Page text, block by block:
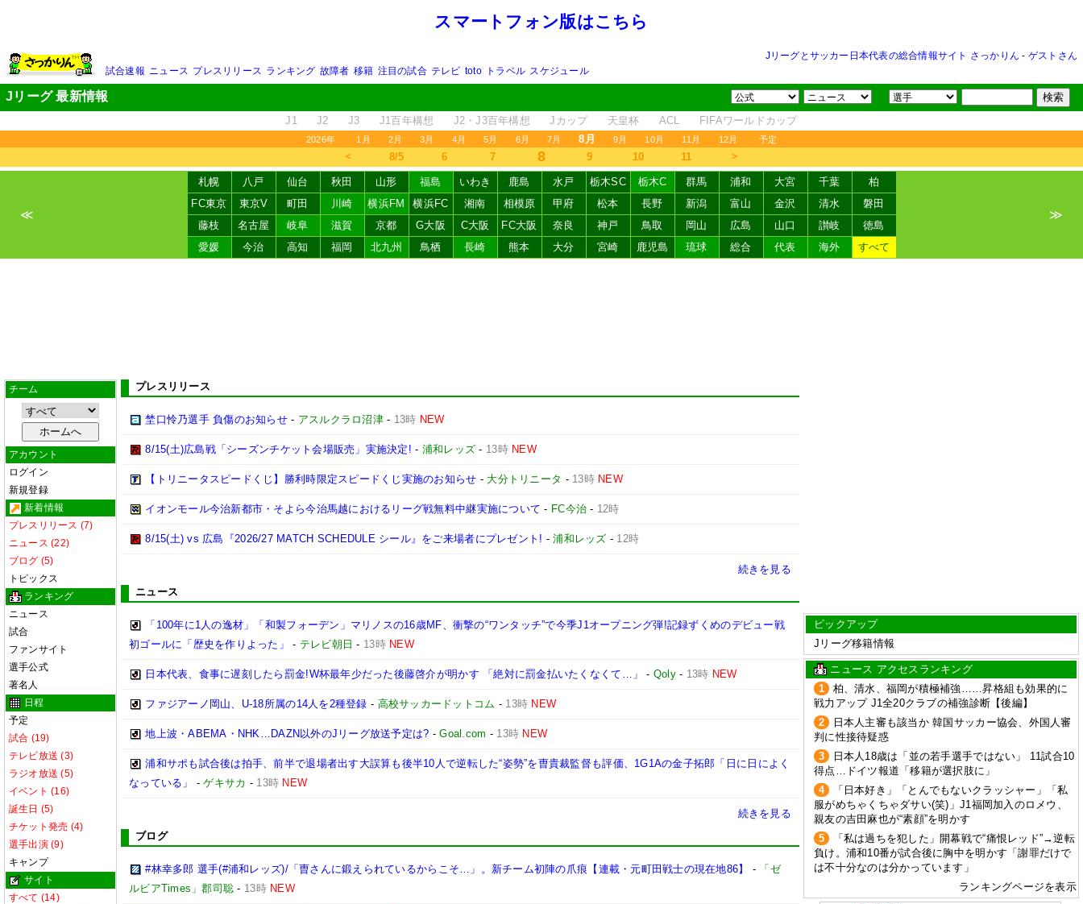
スマートフォン版はこちら
Jリーグとサッカー日本代表の総合情報サイト さっかりん - ゲストさん
試合速報 ニュース プレスリリース ランキング 故障者 移籍 注目の試合 テレビ toto トラベル スケジュール
Jリーグ 最新情報
J1 J2 J3 J1百年構想 J2・J3百年構想 Jカップ 天皇杯 ACL FIFAワールドカップ
2026年 1月 2月 3月 4月 5月 6月 7月 8月 9月 10月 11月 12月 予定
＜ 8/5 6 7 8 9 10 11 ＞
≪
札幌 八戸 仙台 秋田 山形 福島 いわき 鹿島 水戸 栃木SC 栃木C 群馬 浦和 大宮 千葉
柏
FC東京
東京V 町田 川崎 横浜FM 横浜FC 湘南 相模原 甲府 松本 長野 新潟 富山 金沢 清水
磐田
藤枝
名古屋 岐阜 滋賀 京都 G大阪 C大阪 FC大阪 奈良 神戸 鳥取 岡山 広島 山口 讃岐
徳島
愛媛
今治 高知 福岡 北九州 鳥栖 長崎 熊本 大分 宮崎 鹿児島 琉球 総合 代表 海外 すべて
≫
チーム
アカウント
ログイン
新規登録
新着情報
プレスリリース (7)
ニュース (22)
ブログ (5)
トピックス
ランキング
ニュース
試合
ファンサイト
選手公式
著名人
日程
予定
試合 (19)
テレビ放送 (3)
ラジオ放送 (5)
イベント (16)
誕生日 (5)
チケット発売 (4)
選手出演 (9)
キャンプ
サイト
すべて (14)
プレスリリース
埜口怜乃選手 負傷のお知らせ - アスルクラロ沼津- 13時 NEW
8/15(土)広島戦「シーズンチケット会場販売」実施決定! - 浦和レッズ - 13時 NEW
【トリニータスピードくじ】勝利時限定スピードくじ実施のお知らせ - 大分トリニータ - 13時 NEW
イオンモール今治新都市・そよら今治馬越におけるリーグ戦無料中継実施について - FC今治 - 12時
8/15(土) vs 広島『2026/27 MATCH SCHEDULE シール』をご来場者にプレゼント! -浦和レッズ - 12時
続きを見る
ニュース
「100年に1人の逸材」「和製フォーデン」マリノスの16歳MF、衝撃の“ワンタッチ”で今季J1オープニング弾!記録ずくめのデビュー戦
初ゴールに「歴史を作りよった」
- テレビ朝日 - 13時 NEW
日本代表、食事に遅刻したら罰金!W杯最年少だった後藤啓介が明かす 「絶対に罰金払いたくなくて…」 - Qoly- 13時 NEW
ファジアーノ岡山、U-18所属の14人を2種登録 - 高校サッカードットコム - 13時 NEW
地上波・ABEMA・NHK…DAZN以外のJリーグ放送予定は? -Goal.com - 13時 NEW
浦和サポも試合後は拍手、前半で退場者出す大誤算も後半10人で逆転した“姿勢”を曺貴裁監督も評価、1G1Aの金子拓郎「日に日によく
なっている」
-ゲキサカ - 13時 NEW
続きを見る
ブログ
#林幸多郎 選手(#浦和レッズ)/「曺さんに鍛えられているからこそ…」。新チーム初陣の爪痕【連載・元町田戦士の現在地86】 -
「ゼ
ルビアTimes」郡司聡 - 13時 NEW
ピックアップ
Jリーグ移籍情報
ニュース アクセスランキング
1
柏、清水、福岡が積極補強……昇格組も効果的に
戦力アップ J1全20クラブの補強診断【後編】
2
日本人主審も該当か 韓国サッカー協会、外国人審
判に性接待疑惑
3
日本人18歳は「並の若手選手ではない」 11試合10
得点…ドイツ報道「移籍が選択肢に」
4
「日本好き」「とんでもないクラッシャー」「私
服がめちゃくちゃダサい(笑)」J1福岡加入のロメウ、
親友の吉田麻也が“素顔”を明かす
5
「私は過ちを犯した」開幕戦で“痛恨レッド”→逆転
負け。浦和10番が試合後に胸中を明かす「謝罪だけで
は不十分なのは分かっています」
ランキングページを表示